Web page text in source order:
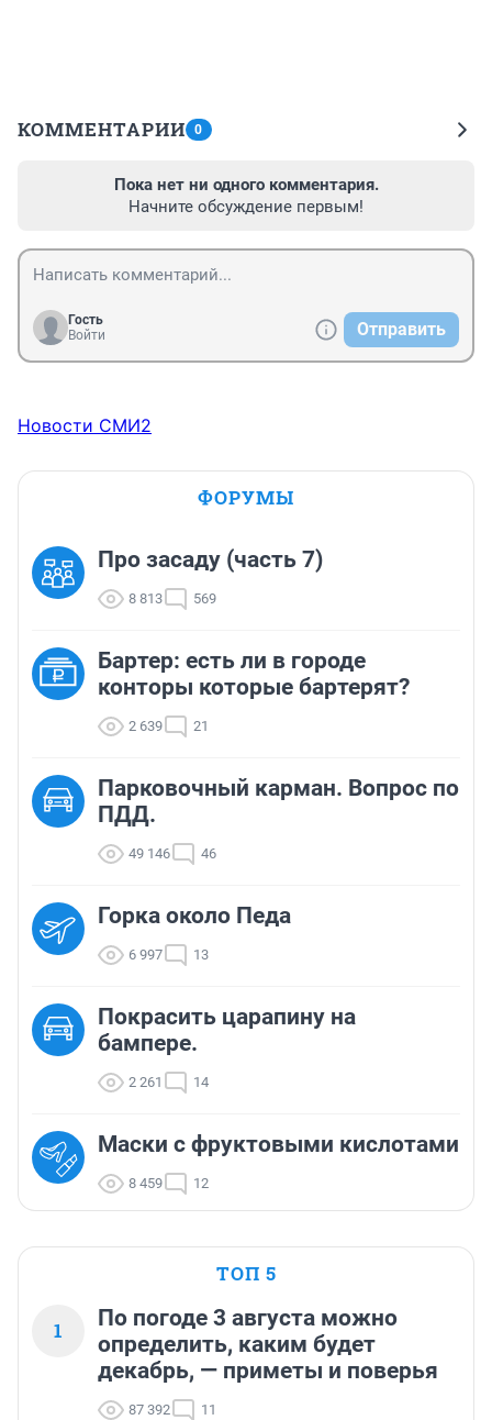
КОММЕНТАРИИ 0
Пока нет ни одного комментария.
Начните обсуждение первым!
Гость
Войти
Отправить
Новости СМИ2
ФОРУМЫ
Про засаду (часть 7)
8 813 569
Бартер: есть ли в городе
конторы которые бартерят?
2 639 21
Парковочный карман. Вопрос по
ПДД.
49 146 46
Горка около Педа
6 997 13
Покрасить царапину на
бампере.
2 261 14
Маски с фруктовыми кислотами
8 459 12
ТОП 5
1
По погоде 3 августа можно
определить, каким будет
декабрь, — приметы и поверья
87 392 11